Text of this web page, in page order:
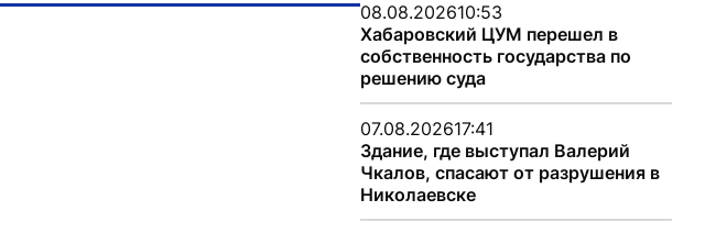
08.08.202610:53
Хабаровский ЦУМ перешел в
собственность государства по
решению суда
07.08.202617:41
Здание, где выступал Валерий
Чкалов, спасают от разрушения в
Николаевске